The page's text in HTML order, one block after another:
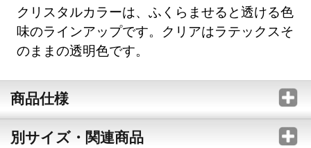
クリスタルカラーは、ふくらませると透ける色
味のラインアップです。クリアはラテックスそ
のままの透明色です。
商品仕様
別サイズ・関連商品